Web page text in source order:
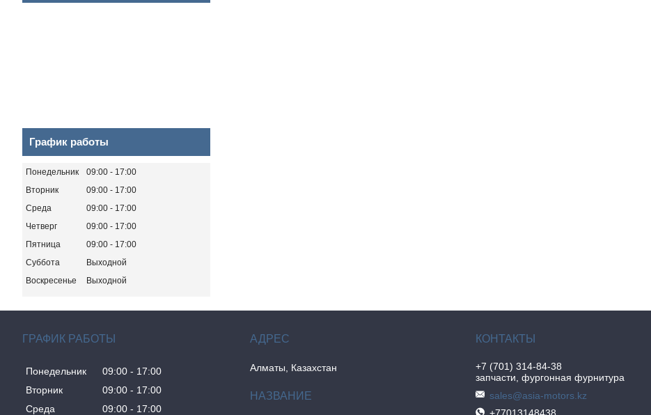
График работы
Понедельник 09:00
17:00
Вторник
09:00
17:00
Среда
09:00
17:00
Четверг
09:00
17:00
Пятница
09:00
17:00
Суббота
Выходной
Воскресенье
Выходной
ГРАФИК РАБОТЫ
Понедельник 09:00
17:00
Вторник
09:00
17:00
Среда
09:00 17:00
Алматы, Казахстан
+7 (701) 314-84-38
запчасти, фургонная фурнитура
sales@asia-motors.kz